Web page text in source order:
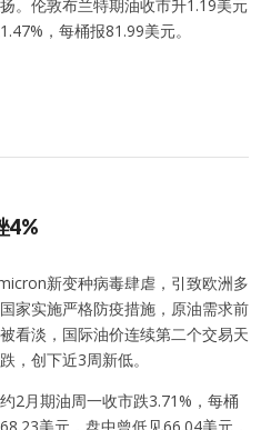
。伦敦布兰特期油收市升1.19美元
，每桶报81.99美元。
4%
新变种病毒肆虐，引致欧洲多
家实施严格防疫措施，原油需求前
看淡，国际油价连续第二个交易天
，创下近3周新低。
2月期油周一收市跌3.71%，每桶
美元，盘中曾低见66.04美元，